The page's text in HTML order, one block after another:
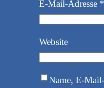
E-Mail-Adresse *
Website
Name, E-